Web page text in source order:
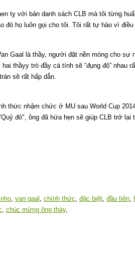
tỵ với bản danh sách CLB mà tôi từng
đó họ luôn gọi cho tôi. Tôi rất tự hào vì điều
Gaal là thầy, người đặt nền móng cho sự
thầyy trò đầy cá tính sẽ “đụng độ” nhau
sẽ rất hấp dẫn.
thức nhậm chức ở MU sau World Cup
đỏ", ông đã hứa hẹn sẽ giúp CLB trở lại
, van gaal , chính thức, đặc biệt, đầu tiên,
, chúc mừng ông thày,